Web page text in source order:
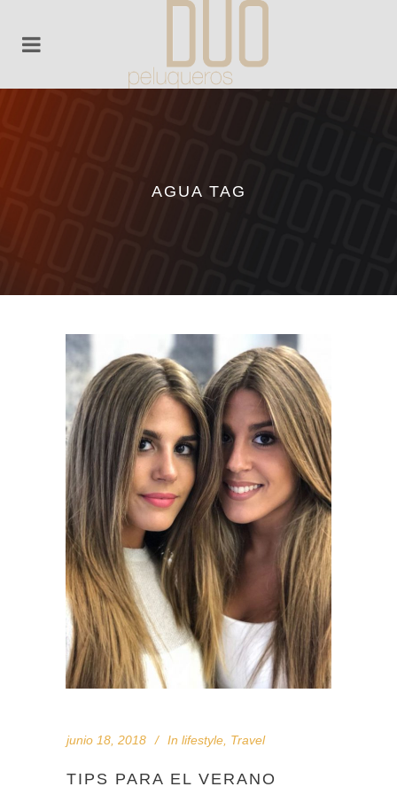
AGUA TAG
junio 18, 2018 In lifestyle, Travel
TIPS PARA EL VERANO